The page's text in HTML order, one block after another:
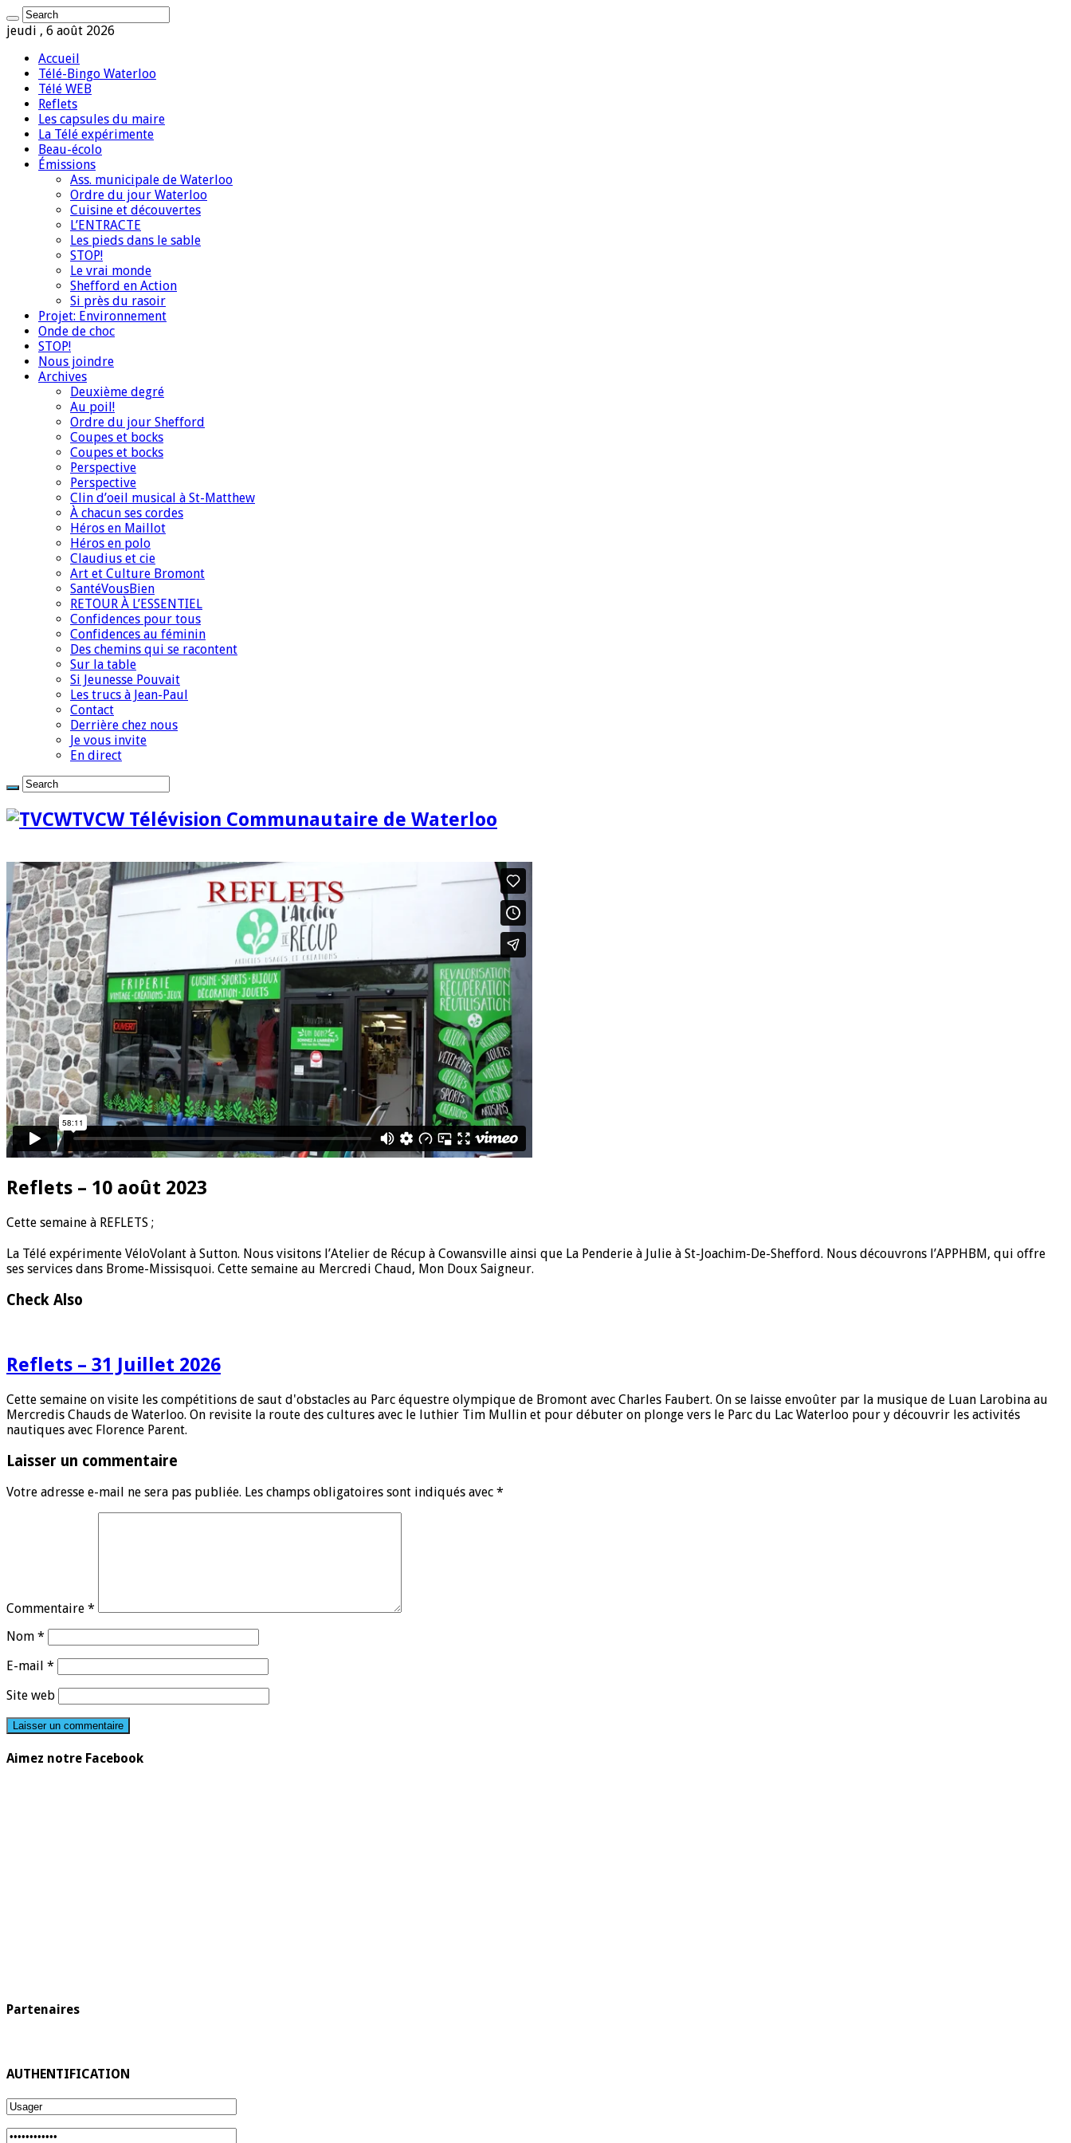
jeudi , 6 août 2026
Accueil
Télé-Bingo Waterloo
Télé WEB
Reflets
Les capsules du maire
La Télé expérimente
Beau-écolo
Émissions
Ass. municipale de Waterloo
Ordre du jour Waterloo
Cuisine et découvertes
L’ENTRACTE
Les pieds dans le sable
STOP!
Le vrai monde
Shefford en Action
Si près du rasoir
Projet: Environnement
Onde de choc
STOP!
Nous joindre
Archives
Deuxième degré
Au poil!
Ordre du jour Shefford
Coupes et bocks
Coupes et bocks
Perspective
Perspective
Clin d’oeil musical à St-Matthew
À chacun ses cordes
Héros en Maillot
Héros en polo
Claudius et cie
Art et Culture Bromont
SantéVousBien
RETOUR À L’ESSENTIEL
Confidences pour tous
Confidences au féminin
Des chemins qui se racontent
Sur la table
Si Jeunesse Pouvait
Les trucs à Jean-Paul
Contact
Derrière chez nous
Je vous invite
En direct
TVCW Télévision Communautaire de Waterloo
Reflets – 10 août 2023
Cette semaine à REFLETS ;
La Télé expérimente VéloVolant à Sutton. Nous visitons l’Atelier de Récup à Cowansville ainsi que La Penderie à Julie à St-Joachim-De-Shefford. Nous découvrons l’APPHBM, qui offre
ses services dans Brome-Missisquoi. Cette semaine au Mercredi Chaud, Mon Doux Saigneur.
Check Also
Reflets – 31 Juillet 2026
Cette semaine on visite les compétitions de saut d'obstacles au Parc équestre olympique de Bromont avec Charles Faubert. On se laisse envoûter par la musique de Luan Larobina au
Mercredis Chauds de Waterloo. On revisite la route des cultures avec le luthier Tim Mullin et pour débuter on plonge vers le Parc du Lac Waterloo pour y découvrir les activités
nautiques avec Florence Parent.
Laisser un commentaire
Votre adresse e-mail ne sera pas publiée. Les champs obligatoires sont indiqués avec *
Commentaire *
Nom *
E-mail *
Site web
Aimez notre Facebook
Partenaires
AUTHENTIFICATION